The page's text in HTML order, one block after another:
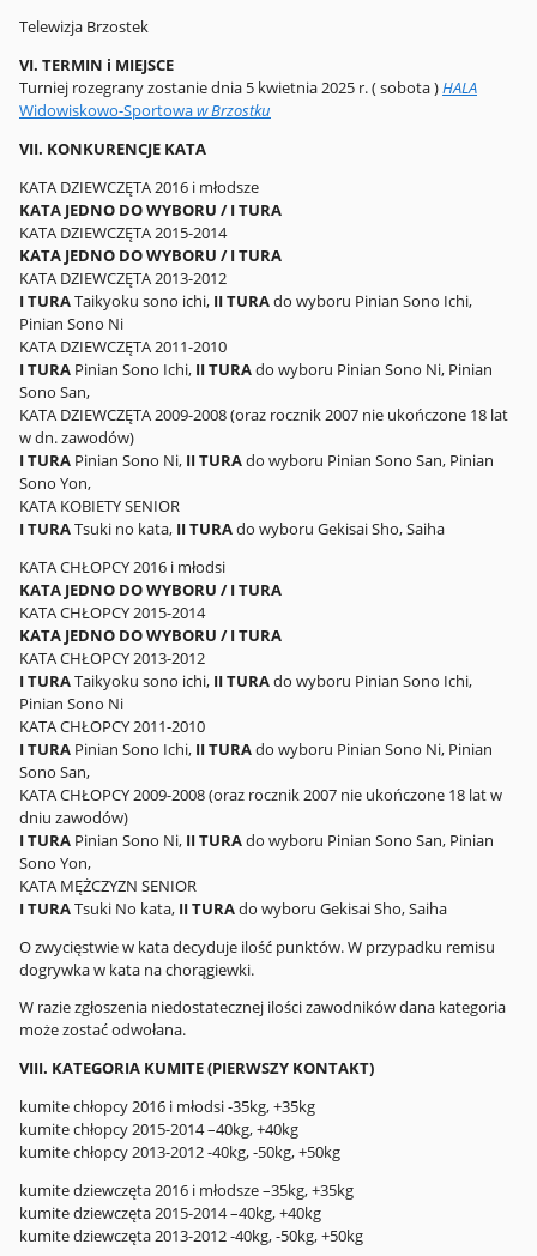
Telewizja Brzostek
VI. TERMIN i MIEJSCE
Turniej rozegrany zostanie dnia 5 kwietnia 2025 r. ( sobota )HALA
Widowiskowo-Sportowaw Brzostku
VII. KONKURENCJE KATA
KATA DZIEWCZĘTA 2016 i młodsze
KATA JEDNO DO WYBORU / I TURA
KATA DZIEWCZĘTA 2015-2014
KATA JEDNO DO WYBORU / I TURA
KATA DZIEWCZĘTA 2013-2012
I TURATaikyoku sono ichi, II TURAdo wyboru Pinian Sono Ichi,
Pinian Sono Ni
KATA DZIEWCZĘTA 2011-2010
I TURA Pinian Sono Ichi, II TURAdo wyboru Pinian Sono Ni, Pinian
Sono San,
KATA DZIEWCZĘTA 2009-2008 (oraz rocznik 2007 nie ukończone 18 lat
w dn. zawodów)
I TURA Pinian Sono Ni, II TURAdo wyboru Pinian Sono San, Pinian
Sono Yon,
KATA KOBIETY SENIOR
I TURATsuki no kata, II TURAdo wyboru Gekisai Sho, Saiha
KATA CHŁOPCY 2016 i młodsi
KATA JEDNO DO WYBORU / I TURA
KATA CHŁOPCY 2015-2014
KATA JEDNO DO WYBORU / I TURA
KATA CHŁOPCY 2013-2012
I TURATaikyoku sono ichi, II TURAdo wyboru Pinian Sono Ichi,
Pinian Sono Ni
KATA CHŁOPCY 2011-2010
I TURA Pinian Sono Ichi, II TURAdo wyboru Pinian Sono Ni, Pinian
Sono San,
KATA CHŁOPCY 2009-2008 (oraz rocznik 2007 nie ukończone 18 lat w
dniu zawodów)
I TURA Pinian Sono Ni, II TURAdo wyboru Pinian Sono San, Pinian
Sono Yon,
KATA MĘŻCZYZN SENIOR
I TURATsuki No kata, II TURAdo wyboru Gekisai Sho, Saiha
O zwycięstwie w kata decyduje ilość punktów. W przypadku remisu
dogrywka w kata na chorągiewki.
W razie zgłoszenia niedostatecznej ilości zawodników dana kategoria
może zostać odwołana.
VIII. KATEGORIA KUMITE (PIERWSZY KONTAKT)
kumite chłopcy 2016 i młodsi -35kg, +35kg
kumite chłopcy 2015-2014 –40kg, +40kg
kumite chłopcy 2013-2012 -40kg, -50kg, +50kg
kumite dziewczęta 2016 i młodsze –35kg, +35kg
kumite dziewczęta 2015-2014 –40kg, +40kg
kumite dziewczęta 2013-2012 -40kg, -50kg, +50kg